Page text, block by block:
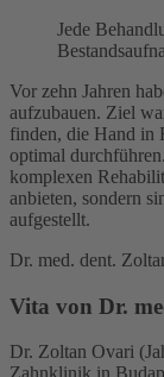
Jede
Vor zehn Jahren
aufzubauen. Ziel
finden, die Hand in
optimal
komplexen
anbieten, sondern
aufgestellt.
Dr. med. dent.
Vita von Dr.
Dr. Zoltan Ovari